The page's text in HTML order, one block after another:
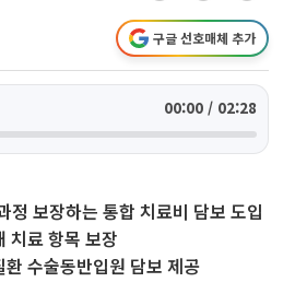
구글 선호매체 추가
00:00 / 02:28
정 보장하는 통합 치료비 담보 도입
치료 항목 보장
수술동반입원 담보 제공